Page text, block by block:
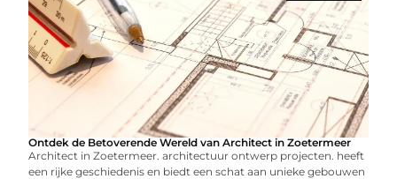
Ontdek de Betoverende Wereld van Architect in Zoetermeer
Architect in Zoetermeer. architectuur ontwerp projecten. heeft
een rijke geschiedenis en biedt een schat aan unieke gebouwen